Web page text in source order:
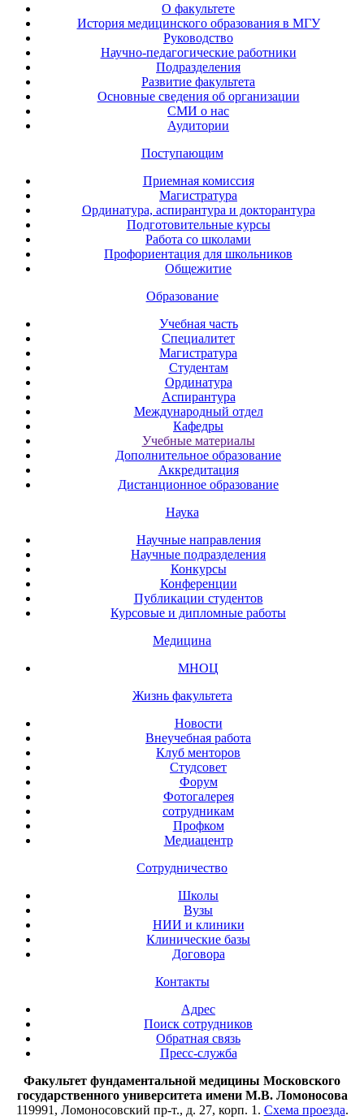
О факультете
История медицинского образования в МГУ
Руководство
Научно-педагогические работники
Подразделения
Развитие факультета
Основные сведения об организации
СМИ о нас
Аудитории
Поступающим
Приемная комиссия
Магистратура
Ординатура, аспирантура и докторантура
Подготовительные курсы
Работа со школами
Профориентация для школьников
Общежитие
Образование
Учебная часть
Специалитет
Магистратура
Студентам
Ординатура
Аспирантура
Международный отдел
Кафедры
Учебные материалы
Дополнительное образование
Аккредитация
Дистанционное образование
Наука
Научные направления
Научные подразделения
Конкурсы
Конференции
Публикации студентов
Курсовые и дипломные работы
Медицина
МНОЦ
Жизнь факультета
Новости
Внеучебная работа
Клуб менторов
Студсовет
Форум
Фотогалерея
сотрудникам
Профком
Медиацентр
Сотрудничество
Школы
Вузы
НИИ и клиники
Клинические базы
Договора
Контакты
Адрес
Поиск сотрудников
Обратная связь
Пресс-служба
Факультет фундаментальной медицины Московского
государственного университета имени М.В. Ломоносова
119991, Ломоносовский пр-т., д. 27, корп. 1. Схема проезда.